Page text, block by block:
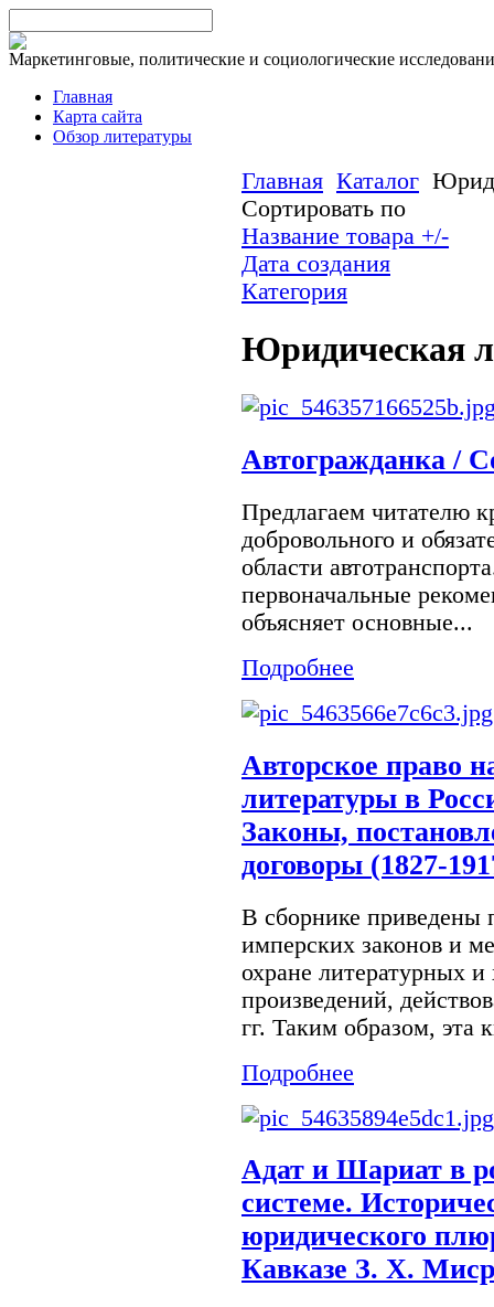
Маркетинговые, политические и социологические
Главная
Карта сайта
Обзор литературы
Главная Каталог
Сортировать по
Название товара +/-
Дата создания
Категория
Юридическая
Автогражданка /
Предлагаем читателю
добровольного и
области
первоначальные
объясняет основные...
Подробнее
Авторское право
литературы в
Законы,
договоры (1827-
В сборнике приведены
имперских законов и
охране литературных
произведений,
гг. Таким образом, эта
Подробнее
Адат и Шариат в
системе.
юридического
Кавказе З. Х.